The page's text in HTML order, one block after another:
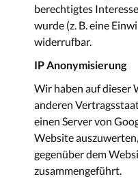
berechtigtes
wurde (z. B. eine
widerrufbar.
IP Anonymisierung
Wir haben auf dieser
anderen
einen Server von
Website
gegenüber dem
zusammengeführt.